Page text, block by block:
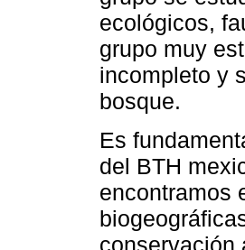
ecológicos,
grupo muy
incompleto y
bosque.
Es
del BTH
encontramos
conservación